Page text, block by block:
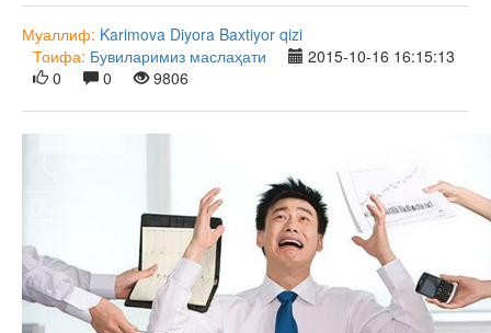
Муаллиф: Karimova Diyora Baxtiyor qizi
Тоифа: Бувиларимиз маслаҳати
2015-10-16 16:15:13
0
0 9806